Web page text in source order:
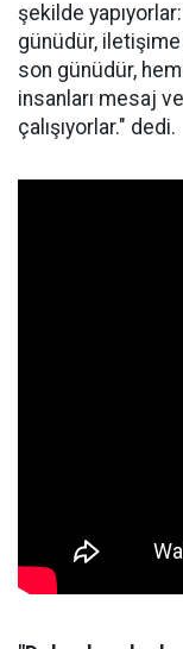
şekilde yapıyorlar:
günüdür, iletişime
son günüdür,
insanları mesaj
çalışıyorlar." dedi.